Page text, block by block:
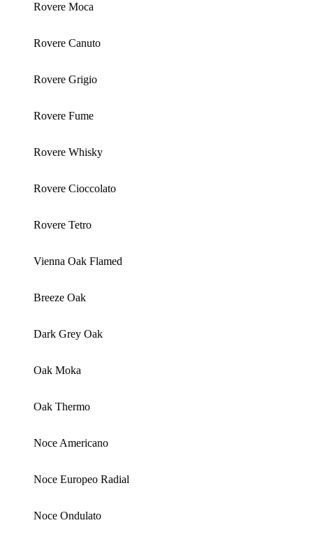
Rovere Moca
Rovere Canuto
Rovere Grigio
Rovere Fume
Rovere Whisky
Rovere Cioccolato
Rovere Tetro
Vienna Oak Flamed
Breeze Oak
Dark Grey Oak
Oak Moka
Oak Thermo
Noce Americano
Noce Europeo Radial
Noce Ondulato